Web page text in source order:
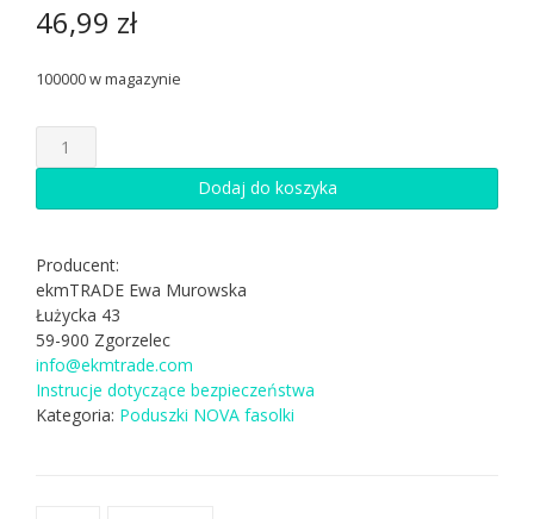
46,99 zł
100000 w magazynie
ilość
FASOLKA
DUŻA
PODUSZKA
DO
KARMIENIA
W2
Dodaj do koszyka
Producent:
ekmTRADE Ewa Murowska
Łużycka 43
59-900 Zgorzelec
info@ekmtrade.com
Instrucje dotyczące bezpieczeństwa
Kategoria: Poduszki NOVA fasolki